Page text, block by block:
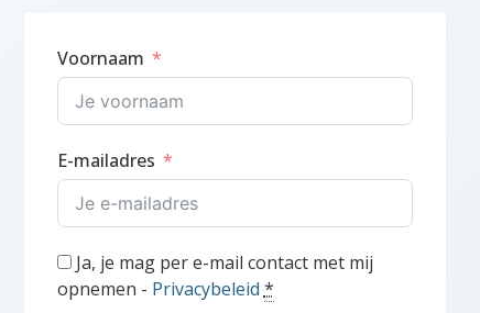
Voornaam
E-mailadres
Ja, je mag per e-mail contact met mij
opnemen - Privacybeleid *